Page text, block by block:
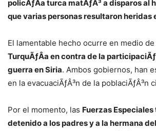
policÃƒÂ­a turca matÃƒÂ³ a disparos al
que varias personas resultaron heridas
El lamentable hecho ocurre en medio de
TurquÃƒÂ­a en contra de la
guerra en Siria. Ambos gobiernos, han
en la evacuaciÃƒÂ³n de la poblaciÃƒÂ³n
Por el momento, las Fuerzas
detenido a los padres y a la hermana